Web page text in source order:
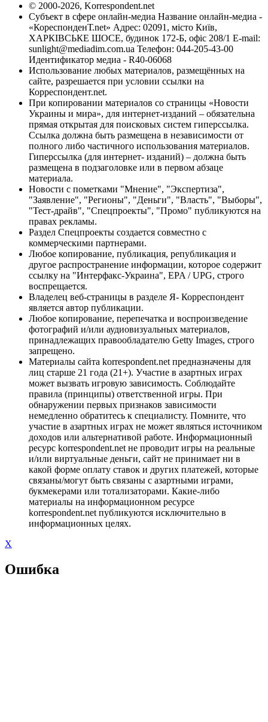
© 2000-2026, Korrespondent.net
Субъект в сфере онлайн-медиа Название онлайн-медиа -
«КореспонденТ.net» Адрес: 02091, місто Київ,
ХАРКІВСЬКЕ ШОСЕ, будинок 172-Б, офіс 208/1 E-mail:
sunlight@mediadim.com.ua Телефон: 044-205-43-00
Идентификатор медиа - R40-06068
Использование любых материалов, размещённых на
сайте, разрешается при условии ссылки на
Корреспондент.net.
При копировании материалов со страницы «Новости
Украины и мира», для интернет-изданий – обязательна
прямая открытая для поисковых систем гиперссылка.
Ссылка должна быть размещена в независимости от
полного либо частичного использования материалов.
Гиперссылка (для интернет- изданий) – должна быть
размещена в подзаголовке или в первом абзаце
материала.
Новости с пометками "Мнение", "Экспертиза",
"Заявление", "Регионы", "Деньги", "Власть", "Выборы",
"Тест-драйв", "Спецпроекты", "Промо" публикуются на
правах рекламы.
Раздел Спецпроекты создается совместно с
коммерческими партнерами.
Любое копирование, публикация, републикация и
другое распространение информации, которое содержит
ссылку на "Интерфакс-Украина", EPA / UPG, строго
воспрещается.
Владелец веб-страницы в разделе Я- Корреспондент
является автор публикации.
Любое копирование, перепечатка и воспроизведение
фотографий и/или аудиовизуальных материалов,
принадлежащих правообладателю Getty Images, строго
запрещено.
Материалы сайта korrespondent.net предназначены для
лиц старше 21 года (21+). Участие в азартных играх
может вызвать игровую зависимость. Соблюдайте
правила (принципы) ответственной игры. При
обнаружении первых признаков зависимости
немедленно обратитесь к специалисту. Помните, что
участие в азартных играх не может являться источником
доходов или альтернативой работе. Информационный
ресурс korrespondent.net не проводит игры на реальные
и/или виртуальные деньги, сайт не принимает ни в
какой форме оплату ставок и других платежей, которые
связаны/могут быть связаны с азартными играми,
букмекерами или тотализаторами. Какие-либо
материалы на информационном ресурсе
korrespondent.net публикуются исключительно в
информационных целях.
X
Ошибка